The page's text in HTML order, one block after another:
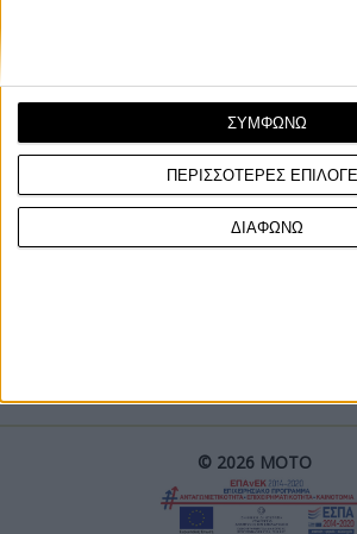
ΠΕΡΙΣΣΟΤΕΡΕΣ
ΔΙΑΦΩΝΩ
ΣΥΜΦΩΝΩ
ΓΙΝΕ
© 2026 ΜΟΤΟ